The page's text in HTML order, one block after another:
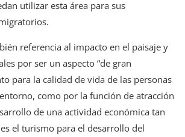
utilizar esta área para sus
referencia al impacto en el paisaje y
por ser un aspecto “de gran
para la calidad de vida de las personas
como por la función de atracción
de una actividad económica tan
el turismo para el desarrollo del